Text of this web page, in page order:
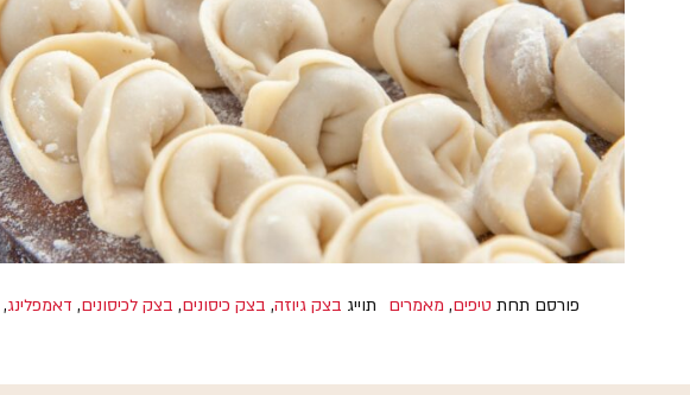
פורסם תחת טיפים, מאמרים תוייג בצק גיוזה, בצק כיסונים, בצק לכיסונים, דאמפלינג,